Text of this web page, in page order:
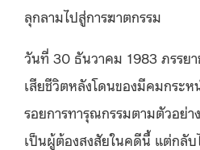
ลุกลามไปสู่การฆาตกรรม
วันที่ 30 ธันวาคม 1983 ภรรย
เสียชีวิตหลังโดนของมีคมกระ
รอยการทารุณกรรมตามตัวอย่า
เป็นผู้ต้องสงสัยในคดีนี้ แต่กลับ